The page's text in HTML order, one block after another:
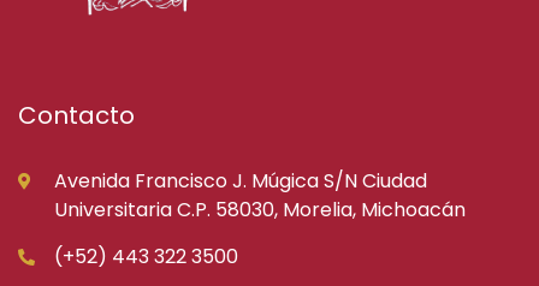
Contacto
Avenida Francisco J. Múgica S/N Ciudad
Universitaria C.P. 58030, Morelia, Michoacán
(+52) 443 322 3500